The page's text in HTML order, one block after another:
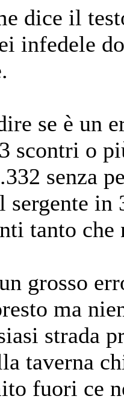
dice il
infedele
se è un
scontri o
senza
in
tanto che
grosso
ma
strada
taverna
fuori ce